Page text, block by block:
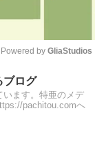
Powered by GliaStudios
ブログ
います。特亜のメデ
pachitou.comへ